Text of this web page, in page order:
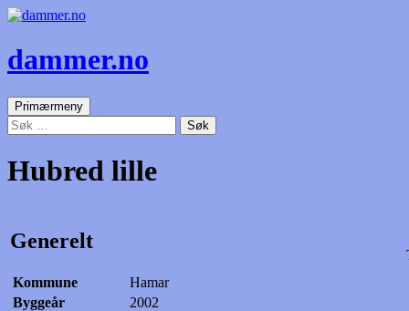
dammer.no
SøkPrimærmeny Gå
til
innhold
Søk
etter:
Hubred lille
Generelt
Kommune
Hamar
Byggeår
2002